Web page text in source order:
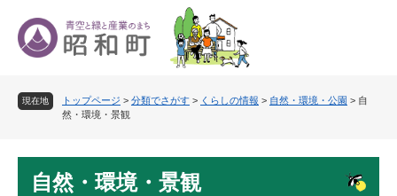
現在地 トップページ > 分類でさがす > くらしの情報 > 自然・環境・公園 > 自
然・環境・景観
自然・環境・景観